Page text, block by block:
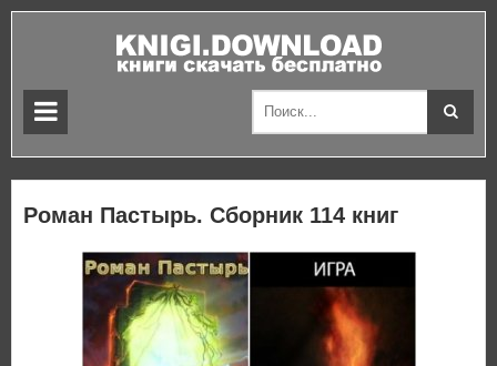
Роман Пастырь. Сборник 114 книг